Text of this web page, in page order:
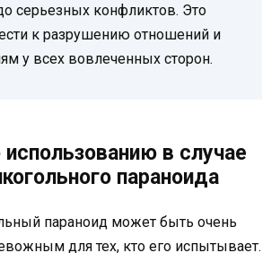
серьезных конфликтов. Это
к разрушению отношений и
у всех вовлеченных сторон.
в случае
параноида
параноид может быть очень
для тех, кто его испытывает.